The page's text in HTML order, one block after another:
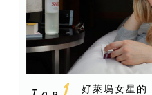
好萊塢女星的